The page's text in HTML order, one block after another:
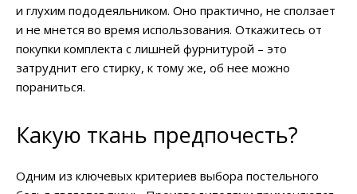
и глухим пододеяльником. Оно практично, не сползает
и не мнется во время использования. Откажитесь от
покупки комплекта с лишней фурнитурой – это
затруднит его стирку, к тому же, об нее можно
пораниться.
Какую ткань предпочесть?
Одним из ключевых критериев выбора постельного